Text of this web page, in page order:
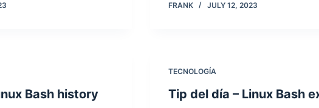
FRANK JULY 12, 2023
Bash history
TECNOLOGÍA
Tip del día – Linux Bash